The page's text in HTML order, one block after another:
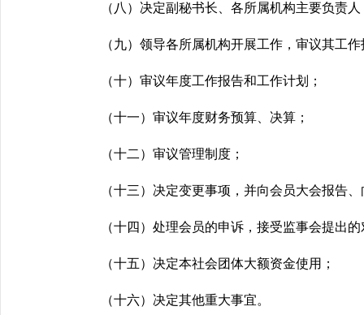
（八）决定副秘书长、各所属机构主要负责人
（九）领导各所属机构开展工作，审议其工
（十）审议年度工作报告和工作计划；
（十一）审议年度财务预算、决算；
（十二 ）审议管理制度；
（十三）决定变更事项，并向会员大会报告
（十四）处理会员的申诉，接受监事会提出
（十五）决定本社会团体大额资金使用；
（十六）决定其他重大事宜。